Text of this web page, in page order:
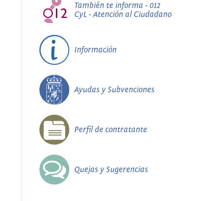
También te informa - 012
CyL - Atención al Ciudadano
Información
Ayudas y Subvenciones
Perfil de contratante
Quejas y Sugerencias